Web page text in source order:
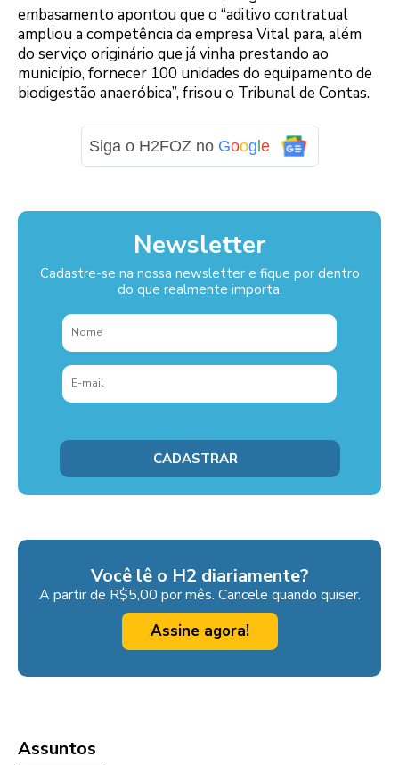
embasamento apontou que o “aditivo contratual
ampliou a competência da empresa Vital para, além
do serviço originário que já vinha prestando ao
município, fornecer 100 unidades do equipamento de
biodigestão anaeróbica”, frisou o Tribunal de Contas.
Siga o H2FOZ no Goog e
Newsletter
Cadastre-se na nossa newsletter e fique por dentro
do que realmente importa.
Você lê o H2 diariamente?
A partir de R$5,00 por mês. Cancele quando quiser.
Assine agora!
Assuntos